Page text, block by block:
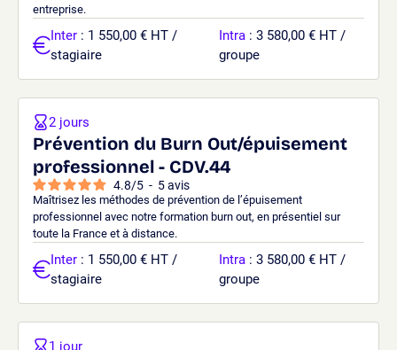
entreprise.
Inter : 1 550,00 € HT /
stagiaire
Intra : 3 580,00 € HT /
groupe
Prévention du Burn Out/épuisement
professionnel - CDV.44
4.8/5 - 5avis
Maîtrisez les méthodes de prévention de l’épuisement
professionnel avec notre formation burn out, en présentiel sur
toute la France et à distance.
2 jours
Inter : 1 550,00 € HT /
stagiaire
Intra : 3 580,00 € HT /
groupe
1 jour